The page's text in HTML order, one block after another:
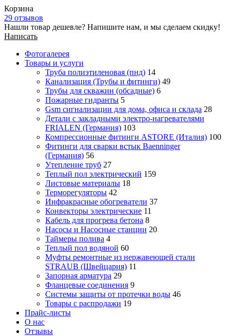
Корзина
29 отзывов
Нашли товар дешевле? Напишите нам, и мы сделаем скидку!
Написать
Фотогалерея
Товары и услуги
Труба полиэтиленовая (пнд) 14
Канализация (Трубы и фитинги) 49
Трубы для скважин (обсадные) 6
Пожарные гидранты 5
Gsm сигнализации для дома, офиса и склада 28
Детали с закладными электро-нагревателями
FRIALEN (Германия) 103
Компрессионные фитинги ASTORE (Италия) 100
Фитинги для сварки встык Baenninger
(Германия) 56
Утепление труб 27
Теплый пол электрический 159
Листовые материалы 18
Терморегуляторы 42
Инфракрасные обогреватели 37
Конвекторы электрические 11
Кабель для прогрева бетона 8
Насосы и Насосные станции 20
Таймеры полива 4
Теплый пол водяной 60
Муфты ремонтные из нержавеющей стали
STRAUB (Швейцария) 11
Запорная арматура 29
Фланцевые соединения 9
Системы защиты от протечки воды 46
Товары с распродажи 19
Прайс-листы
О нас
Отзывы